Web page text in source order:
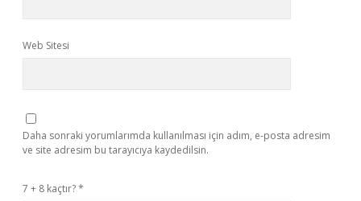
Web Sitesi
Daha sonraki yorumlarımda kullanılması için adım, e-posta adresim
ve site adresim bu tarayıcıya kaydedilsin.
7 + 8 kaçtır?*